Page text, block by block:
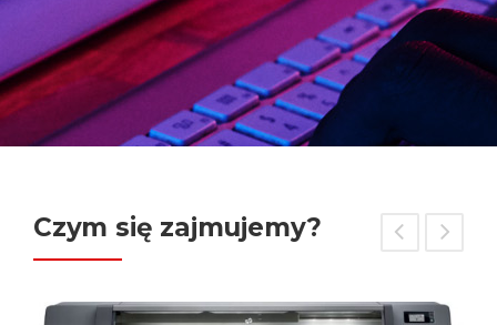
Czym się zajmujemy?